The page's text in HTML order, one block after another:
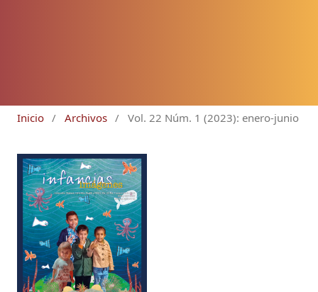
Inicio / Archivos / Vol. 22 Núm. 1 (2023): enero-junio